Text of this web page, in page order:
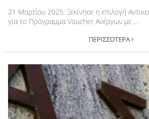
21 Μαρτίου 2025: Ξεκίνησε η επιλογή
για το Πρόγραμμα Voucher Ανέργων με ...
ΠΕΡΙΣΣΟΤΕΡΑ